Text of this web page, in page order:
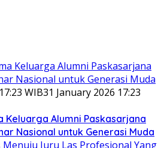
WIB31 January 2026 17:23
Keluarga Alumni Paskasarjana
Nasional untuk Generasi Muda